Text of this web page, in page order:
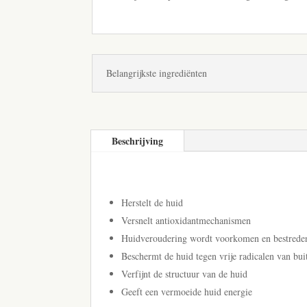
Belangrijkste ingrediënten
Beschrijving
Herstelt de huid
Versnelt antioxidantmechanismen
Huidveroudering wordt voorkomen en
Beschermt de huid tegen vrije radicalen van
Verfijnt de structuur van de huid
Geeft een vermoeide huid energie